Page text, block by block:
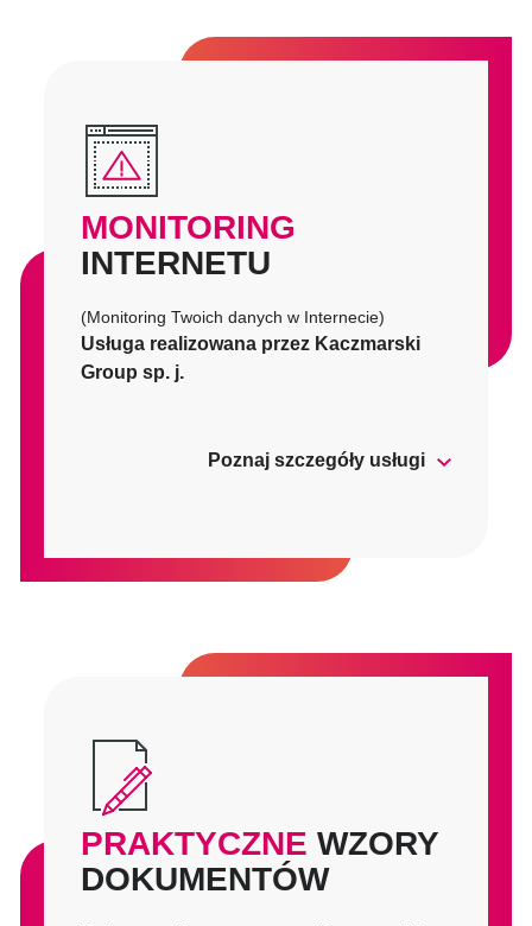
MONITORING
INTERNETU
(Monitoring Twoich danych w Internecie)
Usługa realizowana przez Kaczmarski
Group sp. j.
Poznaj szczegóły usługi
PRAKTYCZNEWZORY
DOKUMENTÓW